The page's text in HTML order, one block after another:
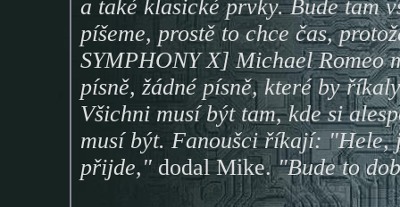
a také klasické prvky. Bude tam
píšeme, prostě to chce čas,
SYMPHONY X] Michael Romeo
písně, žádné písně, které by
Všichni musí být tam, kde si
musí být. Fanoušci říkají: "Hele,
přijde," dodal Mike."Bude to